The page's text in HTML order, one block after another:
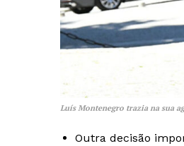
Luís Montenegro trazia na sua
Outra decisão